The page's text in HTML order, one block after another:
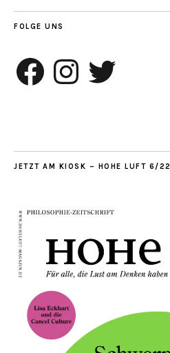
FOLGE UNS
Facebook InstagramTwitter
JETZT AM KIOSK – HOHE LUFT 6/22